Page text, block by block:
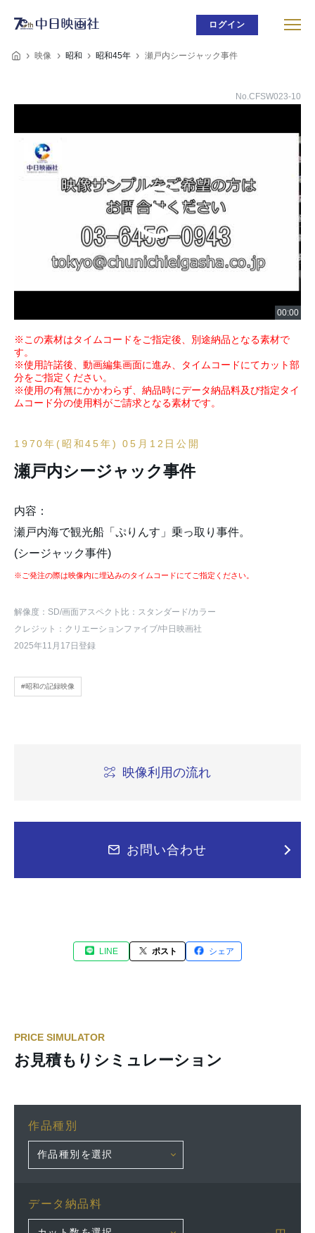
ログイン
映像 昭和 昭和45年 瀬戸内シージャック事件
No.CFSW023-10
※この素材はタイムコードをご指定後、別途納品となる素材で
す。
※使用許諾後、動画編集画面に進み、タイムコードにてカット部
分をご指定ください。
※使用の有無にかかわらず、納品時にデータ納品料及び指定タイ
ムコード分の使用料がご請求となる素材です。
1970年(昭和45年) 05月12日公開
瀬戸内シージャック事件
内容：
瀬戸内海で観光船「ぷりんす」乗っ取り事件。
(シージャック事件)
※ご発注の際は映像内に埋込みのタイムコードにてご指定ください。
解像度：SD/画面アスペクト比：スタンダード/カラー
クレジット：クリエーションファイブ/中日映画社
2025年11月17日登録
#昭和の記録映像
映像利用の流れ
お問い合わせ
LINE ポスト シェア
PRICE SIMULATOR
お見積もりシミュレーション
作品種別
データ納品料